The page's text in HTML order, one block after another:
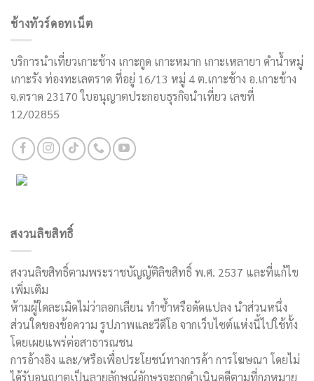
ช้างทัวร์ดอทเน็ต
บริการนำเที่ยวเกาะช้าง เกาะกูด เกาะหมาก เกาะเหลายา ดำน้ำหมู่
เกาะรัง ท่องทะเลตราด ที่อยู่ 16/13 หมู่ 4 ต.เกาะช้าง อ.เกาะช้าง
จ.ตราด 23170 ใบอนุญาตประกอบธุรกิจนำเที่ยว เลขที่
12/02855
สงวนลิขสิทธิ์
สงวนลิขสิทธิ์ตามพระราชบัญญัติลิขสิทธิ์ พ.ศ. 2537 และที่แก้ไข
เพิ่มเติม
ห้ามผู้ใดละเมิดไม่ว่าลอกเลียน ทำซ้ำหรือดัดแปลง นำส่วนหนึ่ง
ส่วนใดของข้อความ รูปภาพและวีดีโอ จากเว็บไซต์แห่งนี้ไปใช้ทั้ง
โดยเผยแพร่ต่อสาธารณชน
การอ้างอิง และ/หรือเพื่อประโยชน์ทางการค้า การโฆษณา โดยไม่
ได้รับอนุญาตเป็นลายลักษณ์อักษรจะถูกดำเนินคดีตามที่กฎหมาย